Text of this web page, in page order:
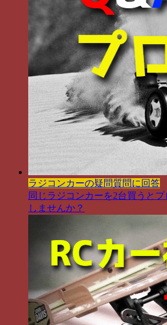
ラジコンカーの疑問質問に回答
同じラジコンカーを2台買うと
しませんか？